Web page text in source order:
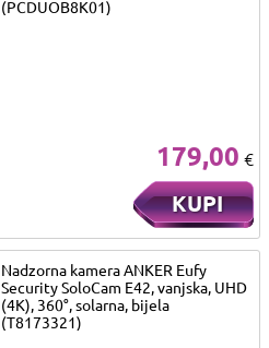
(PCDUOB8K01)
179,00 €
KUPI
Nadzorna kamera ANKER Eufy
Security SoloCam E42, vanjska, UHD
(4K), 360°, solarna, bijela
(T8173321)